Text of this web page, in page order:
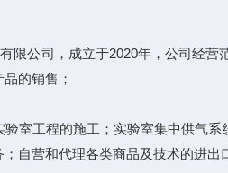
公司，成立于2020年，公司经营
的销售；
工程的施工；实验室集中供气系
自营和代理各类商品及技术的进